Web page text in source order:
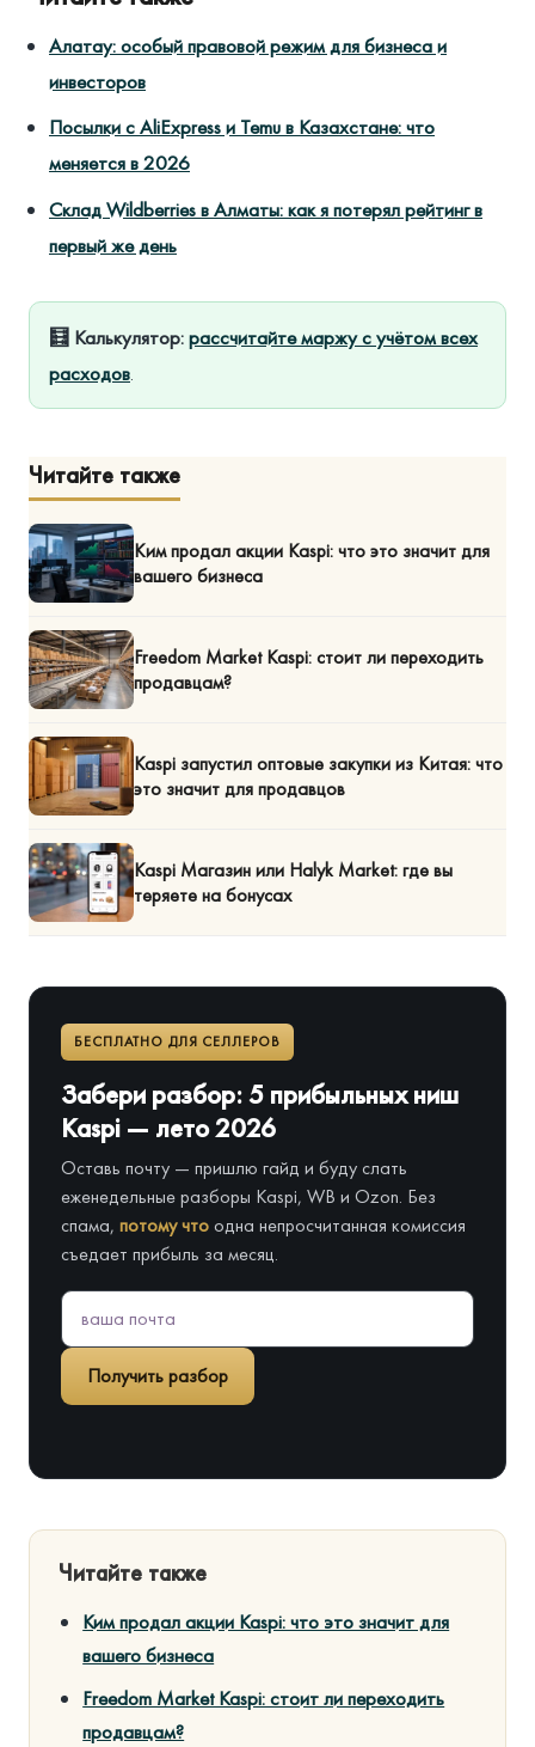
Алатау: особый правовой режим для бизнеса и
инвесторов
Посылки с AliExpress и Temu в Казахстане: что
меняется в 2026
Склад Wildberries в Алматы: как я потерял рейтинг в
первый же день
🧮 Калькулятор:рассчитайте маржу с учётом всех
расходов.
Читайте также
Ким продал акции Kaspi: что это значит для
вашего бизнеса
Freedom Market Kaspi: стоит ли переходить
продавцам?
Kaspi запустил оптовые закупки из Китая: что
это значит для продавцов
Kaspi Магазин или Halyk Market: где вы
теряете на бонусах
БЕСПЛАТНО ДЛЯ СЕЛЛЕРОВ
Забери разбор: 5 прибыльных ниш
Kaspi — лето 2026
Оставь почту — пришлю гайд и буду слать
еженедельные разборы Kaspi, WB и Ozon. Без
спама, потому чтоодна непросчитанная комиссия
съедает прибыль за месяц.
Получить разбор
Читайте также
Ким продал акции Kaspi: что это значит для
вашего бизнеса
Freedom Market Kaspi: стоит ли переходить
продавцам?